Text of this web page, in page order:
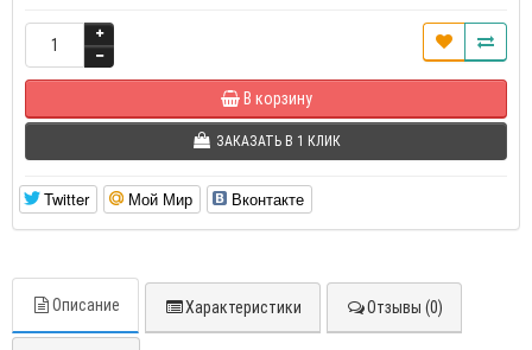
В корзину
ЗАКАЗАТЬ В 1 КЛИК
Twitter Мой Мир Вконтакте
Описание Характеристики Отзывы (0)